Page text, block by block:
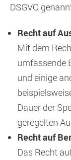
DSGVO
Recht auf
Mit dem
umfassende
und einige
Dauer der
geregelten
Recht auf
Das Recht